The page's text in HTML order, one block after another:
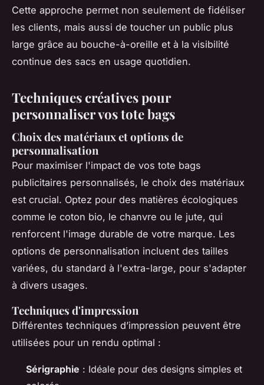
Cette approche permet non seulement de fidéliser
les clients, mais aussi de toucher un public plus
large grâce au bouche-à-oreille et à la visibilité
continue des sacs en usage quotidien.
Techniques créatives pour
personnaliser vos tote bags
Choix des matériaux et options de
personnalisation
Pour maximiser l'impact de vos tote bags
publicitaires personnalisés, le choix des matériaux
est crucial. Optez pour des matières écologiques
comme le coton bio, le chanvre ou le jute, qui
renforcent l'image durable de votre marque. Les
options de personnalisation incluent des tailles
variées, du standard à l'extra-large, pour s'adapter
à divers usages.
Techniques d'impression
Différentes techniques d’impression peuvent être
utilisées pour un rendu optimal :
Sérigraphie : Idéale pour des designs simples et